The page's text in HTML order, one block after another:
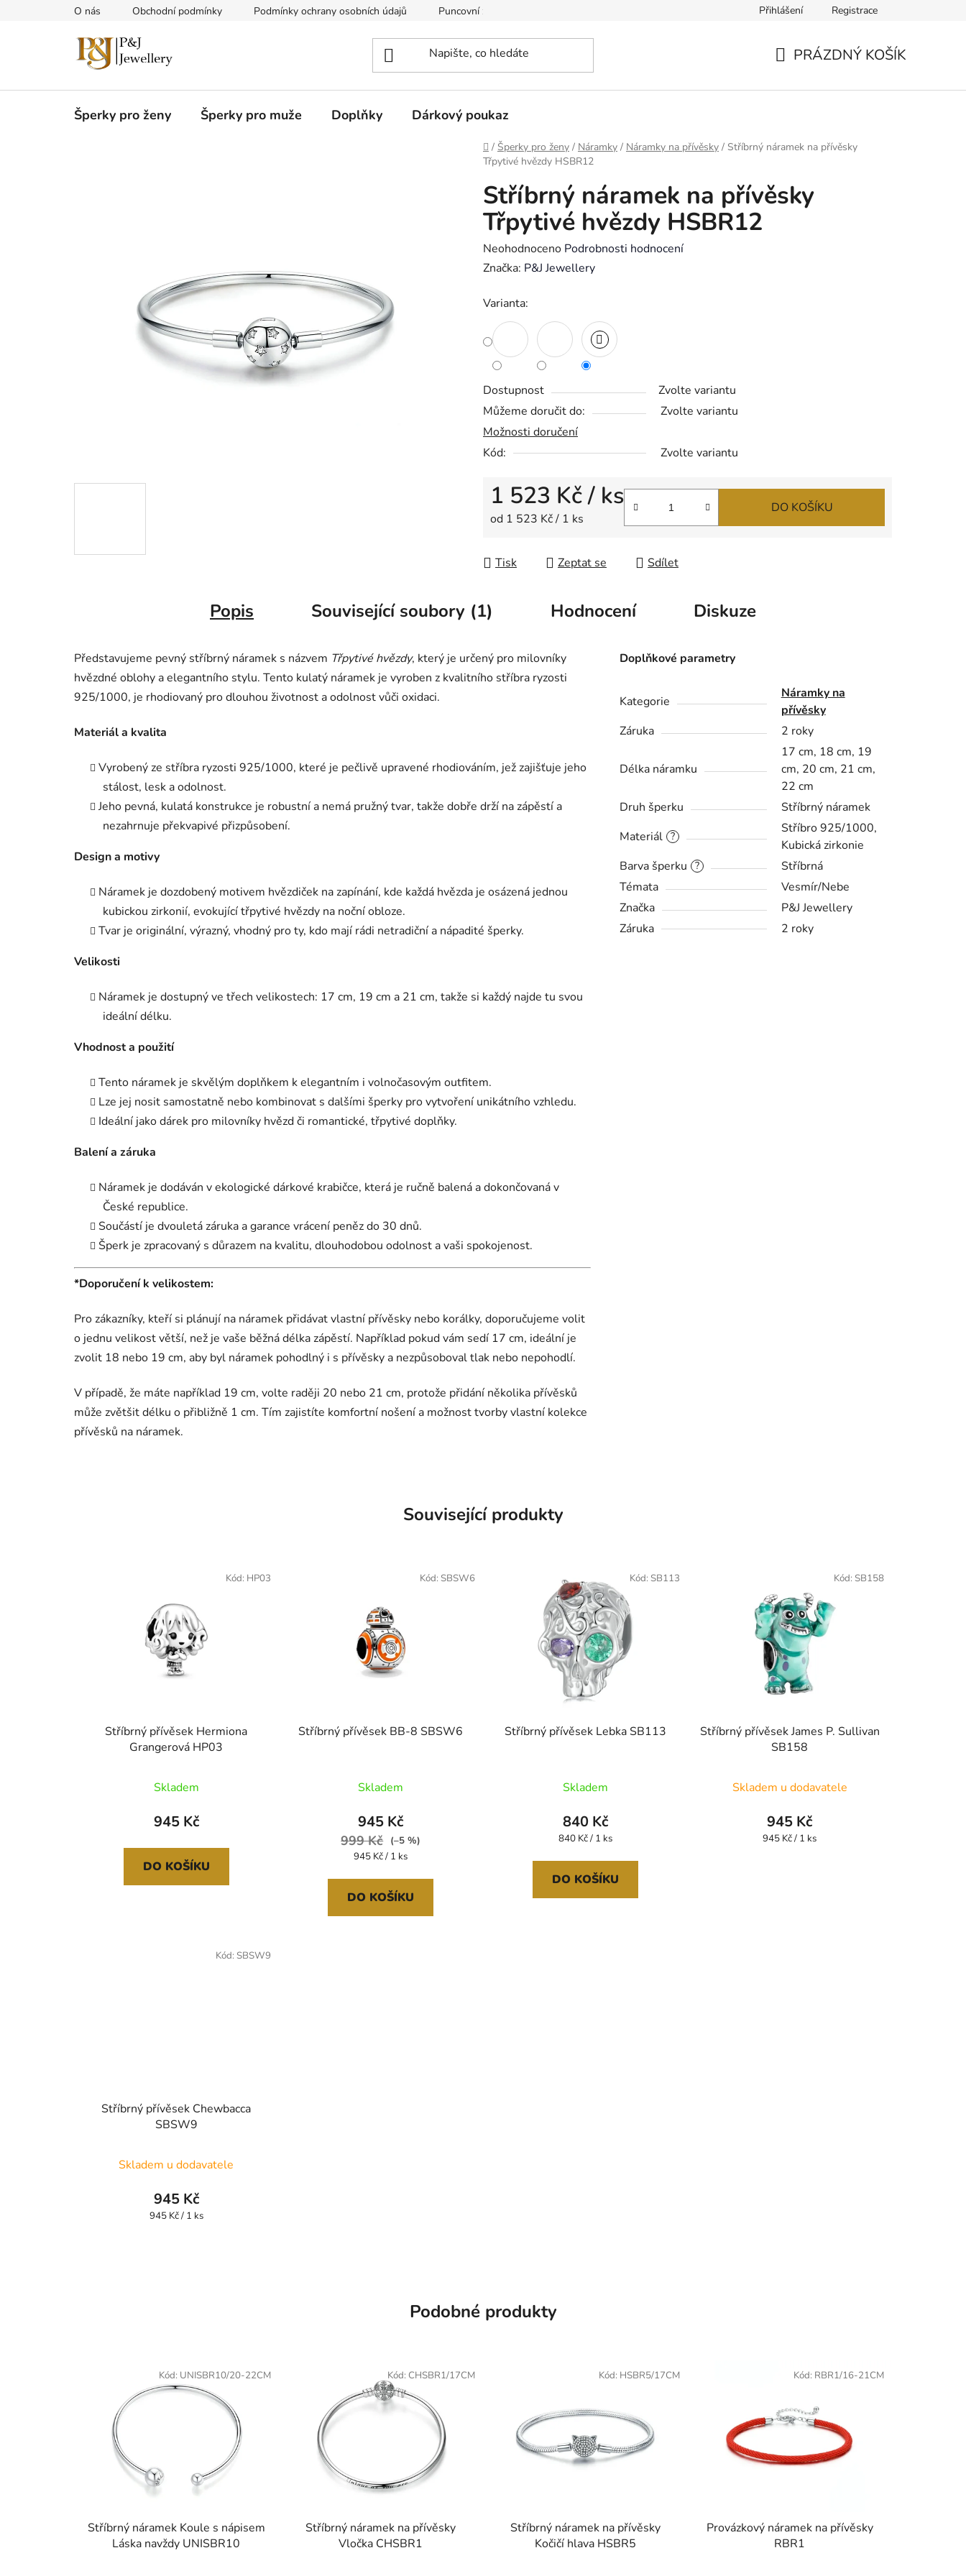
O nás Obchodní podmínky Podmínky ochrany osobních údajů Puncovní značky Výměna zboží a reklamace Kontakt Výběr velikosti
Přihlášení Registrace
PRÁZDNÝ KOŠÍK
Šperky pro ženy Šperky pro muže Doplňky Dárkový poukaz
Domů
/ Šperky pro ženy / Náramky / Náramky na přívěsky / Stříbrný náramek na přívěsky
Třpytivé hvězdy HSBR12
Stříbrný náramek na přívěsky
Třpytivé hvězdy HSBR12
Průměrné
hodnocení
je
0,0
z
hvězdiček.
Neohodnoceno Podrobnosti hodnocení
Značka: P&J Jewellery
Varianta:
Dostupnost
Zvolte variantu
Můžeme doručit do:
Zvolte variantu
Možnosti doručení
Kód:
Zvolte variantu
1 523 Kč/ ks
Měrná cena:
od 1 523 Kč / 1 ks
DO KOŠÍKU
Tisk Zeptat se Sdílet
Popis Související soubory (1) Hodnocení Diskuze
Představujeme pevný stříbrný náramek s názvem Třpytivé hvězdy, který je určený pro milovníky
hvězdné oblohy a elegantního stylu. Tento kulatý náramek je vyroben z kvalitního stříbra ryzosti
925/1000, je rhodiovaný pro dlouhou životnost a odolnost vůči oxidaci.
Materiál a kvalita
Vyrobený ze stříbra ryzosti 925/1000, které je pečlivě upravené rhodiováním, jež zajišťuje jeho
stálost, lesk a odolnost.
Jeho pevná, kulatá konstrukce je robustní a nemá pružný tvar, takže dobře drží na zápěstí a
nezahrnuje překvapivé přizpůsobení.
Design a motivy
Náramek je dozdobený motivem hvězdiček na zapínání, kde každá hvězda je osázená jednou
kubickou zirkonií, evokující třpytivé hvězdy na noční obloze.
Tvar je originální, výrazný, vhodný pro ty, kdo mají rádi netradiční a nápadité šperky.
Velikosti
Náramek je dostupný ve třech velikostech: 17 cm, 19 cm a 21 cm, takže si každý najde tu svou
ideální délku.
Vhodnost a použití
Tento náramek je skvělým doplňkem k elegantním i volnočasovým outfitem.
Lze jej nosit samostatně nebo kombinovat s dalšími šperky pro vytvoření unikátního vzhledu.
Ideální jako dárek pro milovníky hvězd či romantické, třpytivé doplňky.
Balení a záruka
Náramek je dodáván v ekologické dárkové krabičce, která je ručně balená a dokončovaná v
České republice.
Součástí je dvouletá záruka a garance vrácení peněz do 30 dnů.
Šperk je zpracovaný s důrazem na kvalitu, dlouhodobou odolnost a vaši spokojenost.
*Doporučení k velikostem:
Pro zákazníky, kteří si plánují na náramek přidávat vlastní přívěsky nebo korálky, doporučujeme volit
o jednu velikost větší, než je vaše běžná délka zápěstí. Například pokud vám sedí 17 cm, ideální je
zvolit 18 nebo 19 cm, aby byl náramek pohodlný i s přívěsky a nezpůsoboval tlak nebo nepohodlí.
V případě, že máte například 19 cm, volte raději 20 nebo 21 cm, protože přidání několika přívěsků
může zvětšit délku o přibližně 1 cm. Tím zajistíte komfortní nošení a možnost tvorby vlastní kolekce
přívěsků na náramek.
Doplňkové parametry
Kategorie
Náramky na
přívěsky
Záruka
2 roky
Délka náramku
17 cm, 18 cm, 19
cm, 20 cm, 21 cm,
22 cm
Druh šperku
Stříbrný náramek
?
Materiál
Stříbro 925/1000,
Kubická zirkonie
?
Barva šperku
Stříbrná
Témata
Vesmír/Nebe
Značka
P&J Jewellery
Záruka
2 roky
Související produkty
Stříbrný přívěsek Hermiona
Grangerová HP03
Skladem
945 Kč
DO KOŠÍKU
Kód: HP03
Stříbrný přívěsek BB-8 SBSW6
Skladem
945 Kč
999 Kč (–5 %)
Měrná
945 Kč / 1 ks
DO KOŠÍKU
Kód: SBSW6
Stříbrný přívěsek Lebka SB113
Skladem
840 Kč
Měrná
840 Kč / 1 ks
DO KOŠÍKU
Kód: SB113
Stříbrný přívěsek James P. Sullivan
SB158
Skladem u dodavatele
945 Kč
Měrná
945 Kč / 1 ks
Kód: SB158
Stříbrný přívěsek Chewbacca
SBSW9
Skladem u dodavatele
945 Kč
Měrná
945 Kč / 1 ks
Kód: SBSW9
Podobné produkty
Stříbrný náramek Koule s nápisem
Láska navždy UNISBR10
Kód: UNISBR10/20-22CM
Stříbrný náramek na přívěsky
Vločka CHSBR1
Kód: CHSBR1/17CM
Stříbrný náramek na přívěsky
Kočičí hlava HSBR5
Kód: HSBR5/17CM
Provázkový náramek na přívěsky
RBR1
Kód: RBR1/16-21CM